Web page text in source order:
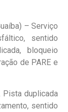
– Serviço
sentido
bloqueio
de PARE e
Pista duplicada
sentido